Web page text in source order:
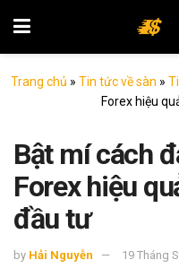
Trang chủ » Tin tức về sàn »
Forex hiệu
Bật mí cách
Forex hiệu
đầu tư
by Hải Nguyễn 19 Tháng